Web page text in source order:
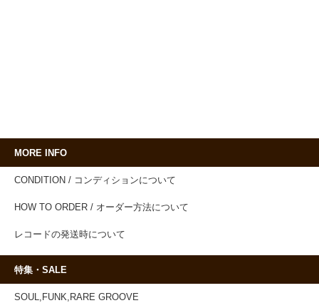
MORE INFO
CONDITION / コンディションについて
HOW TO ORDER / オーダー方法について
レコードの発送時について
特集・SALE
SOUL,FUNK,RARE GROOVE